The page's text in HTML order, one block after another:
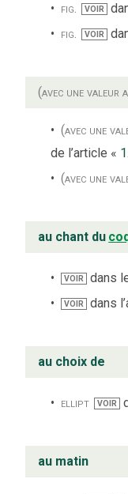
fig. VOIR
fig.
VOIR
(avec une valeur
(avec une
de l’article «
(avec une
au chant du
VOIR dans
VOIR dans
au choix de
ellipt VOIR
au matin